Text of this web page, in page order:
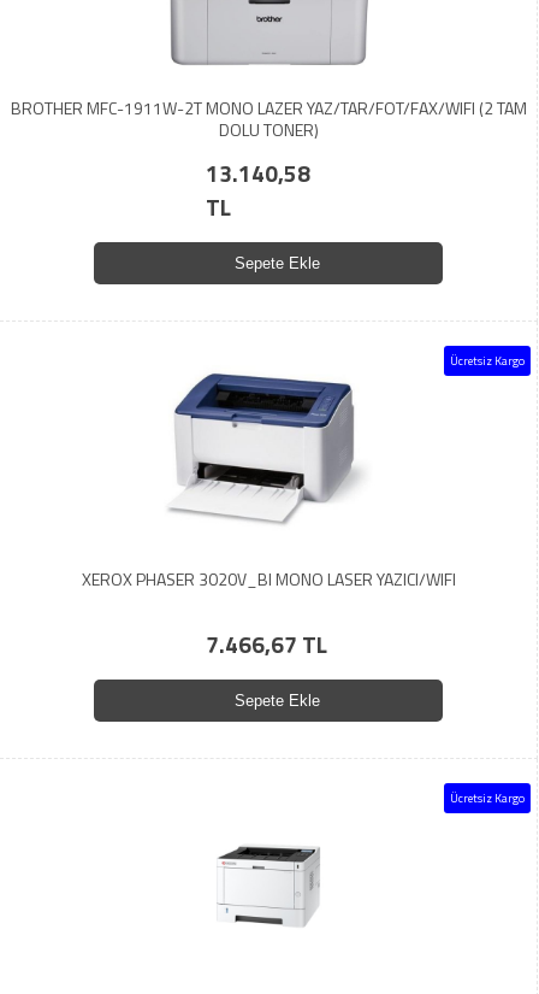
BROTHER MFC-1911W-2T MONO LAZER YAZ/TAR/FOT/FAX/WIFI (2 TAM
DOLU TONER)
13.140,58
TL
Sepete Ekle
Ücretsiz Kargo
XEROX PHASER 3020V_BI MONO LASER YAZICI/WIFI
7.466,67 TL
Sepete Ekle
Ücretsiz Kargo